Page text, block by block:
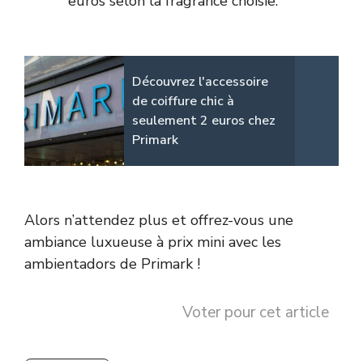
Découvrez l'accessoire
de coiffure chic à
seulement 2 euros chez
Primark
Alors n’attendez plus et offrez-vous une
ambiance luxueuse à prix mini avec les
ambientadors de Primark !
Voter pour cet article